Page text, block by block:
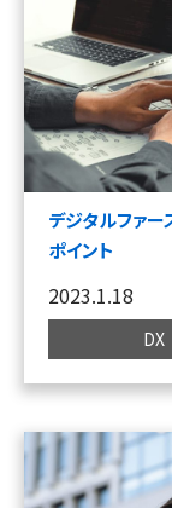
デジタルファー
ポイント
2023.1.18
DX